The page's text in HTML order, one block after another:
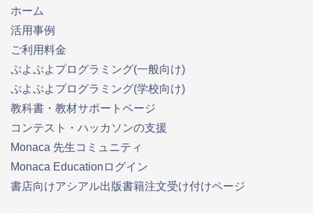
ホーム
活用事例
ご利用料金
ぷよぷよプログラミング(一般向け)
ぷよぷよプログラミング(学校向け)
教科書・教材サポートページ
コンテスト・ハッカソンの支援
Monaca 先生コミュニティ
Monaca Educationログイン
書店向けアシアル出版書籍注文受け付けページ